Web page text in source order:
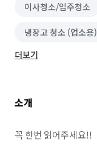
이사청소/입주청소
냉장고 청소 (업소용)
비둘기 퇴치
더보기
소개
꼭 한번 읽어주세요!!